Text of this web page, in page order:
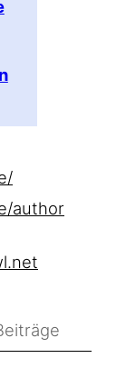
author